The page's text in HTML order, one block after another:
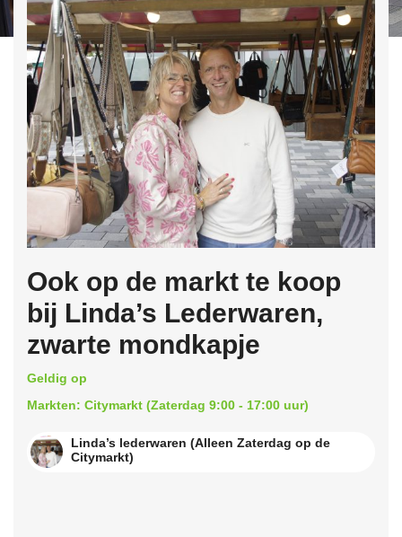
Ook op de markt te koop
bij Linda’s Lederwaren,
zwarte mondkapje
Geldig op
Markten: Citymarkt (Zaterdag 9:00 - 17:00 uur)
Linda’s lederwaren (Alleen Zaterdag op de
Citymarkt)